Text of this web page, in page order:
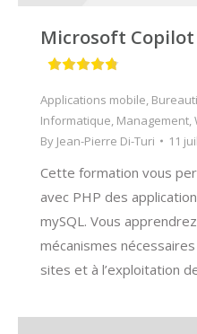
Microsoft Copilot
Applications mobile,
Informatique, Management,
By Jean-Pierre Di-Turi 11
Cette formation vous
avec PHP des
mySQL. Vous
mécanismes
sites et à l’exploitation